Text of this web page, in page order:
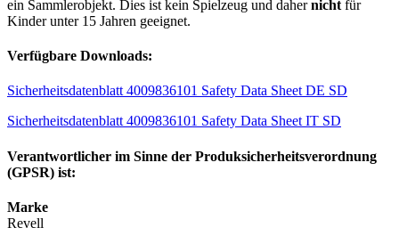
ein Sammlerobjekt. Dies ist kein Spielzeug und dahernicht für
Kinder unter 15 Jahren geeignet.
Verfügbare Downloads:
Sicherheitsdatenblatt 4009836101 Safety Data Sheet DE SD
Sicherheitsdatenblatt 4009836101 Safety Data Sheet IT SD
Verantwortlicher im Sinne der Produksicherheitsverordnung
(GPSR) ist:
Marke
Revell